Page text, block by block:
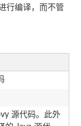
行编译，而不管
源代码。此外